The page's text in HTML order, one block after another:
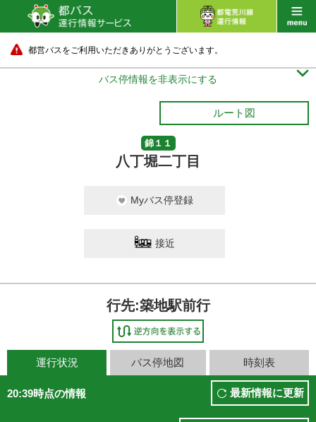
都営バスをご利用いただきありがとうございます。
バス停情報を非表示にする 
ルート図
錦１１
八丁堀二丁目
Myバス停登録
接近
行先:築地駅前行
運行状況 バス停地図 時刻表
20:39時点の情報 最新情報に更新